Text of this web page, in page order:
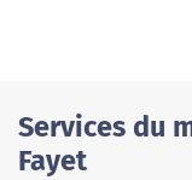
Services du
Fayet